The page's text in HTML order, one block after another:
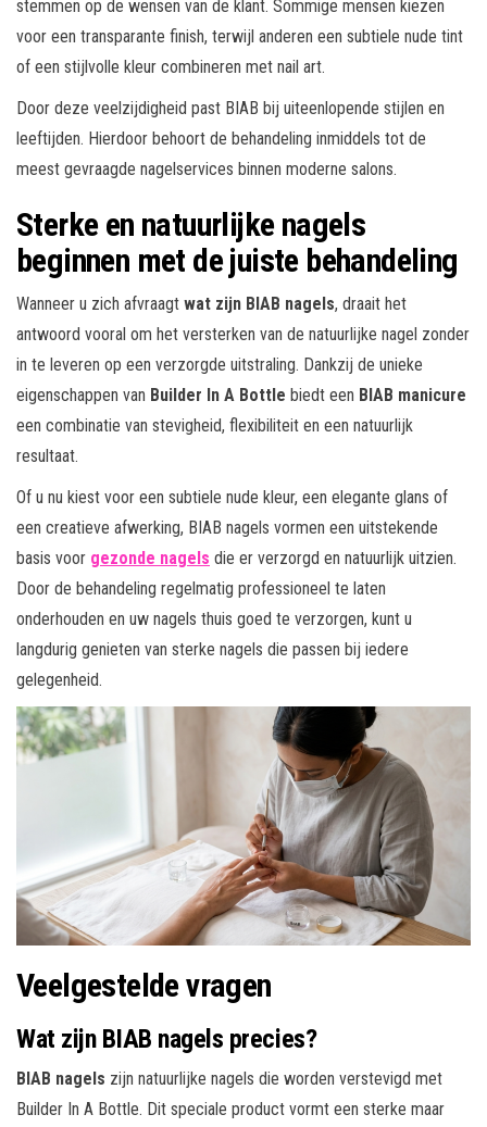
stemmen op de wensen van de klant. Sommige mensen kiezen
voor een transparante finish, terwijl anderen een subtiele nude tint
of een stijlvolle kleur combineren met nail art.
Door deze veelzijdigheid past BIAB bij uiteenlopende stijlen en
leeftijden. Hierdoor behoort de behandeling inmiddels tot de
meest gevraagde nagelservices binnen moderne salons.
Sterke en natuurlijke nagels
beginnen met de juiste behandeling
Wanneer u zich afvraagt wat zijn BIAB nagels, draait het
antwoord vooral om het versterken van de natuurlijke nagel zonder
in te leveren op een verzorgde uitstraling. Dankzij de unieke
eigenschappen van Builder In A Bottle biedt een BIAB manicure
een combinatie van stevigheid, flexibiliteit en een natuurlijk
resultaat.
Of u nu kiest voor een subtiele nude kleur, een elegante glans of
een creatieve afwerking, BIAB nagels vormen een uitstekende
basis voor gezonde nagels die er verzorgd en natuurlijk uitzien.
Door de behandeling regelmatig professioneel te laten
onderhouden en uw nagels thuis goed te verzorgen, kunt u
langdurig genieten van sterke nagels die passen bij iedere
gelegenheid.
Veelgestelde vragen
Wat zijn BIAB nagels precies?
BIAB nagels zijn natuurlijke nagels die worden verstevigd met
Builder In A Bottle. Dit speciale product vormt een sterke maar